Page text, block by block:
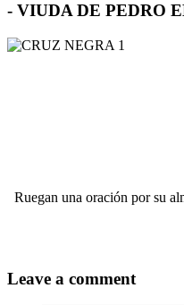
- VIUDA DE PEDRO
Ruegan una oración por su
Leave a comment